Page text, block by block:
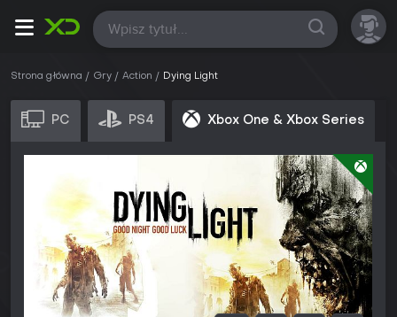
Wszystkie
Strona główna Gry Action Dying Light
PC PS4 Xbox One & Xbox Series